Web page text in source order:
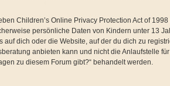
Children’s Online Privacy Protection Act of
persönliche Daten von Kindern unter 13
auf dich oder die Website, auf der du dich zu
anbieten kann und nicht die Anlaufstelle
zu diesem Forum gibt?“ behandelt werden.